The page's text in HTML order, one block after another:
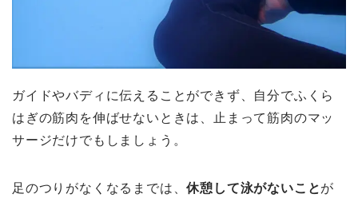
ガイドやバディに伝えることができず、自分でふくら
はぎの筋肉を伸ばせないときは、止まって筋肉のマッ
サージだけでもしましょう。
足のつりがなくなるまでは、休憩して泳がないことが